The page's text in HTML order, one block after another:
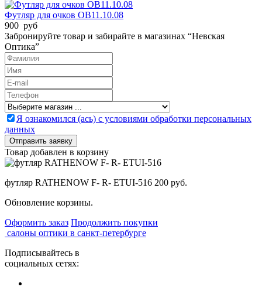
Футляр для очков OB11.10.08
900 руб
Забронируйте товар и забирайте в магазинах “Невская
Оптика”
Я ознакомился (ась) с условиями обработки персональных
данных
Товар добавлен в корзину
футляр RATHENOW F- R- ETUI-516 200 руб.
Обновление корзины.
Оформить заказ Продолжить покупки
салоны оптики в санкт-петербурге
Подписывайтесь в
социальных сетях: